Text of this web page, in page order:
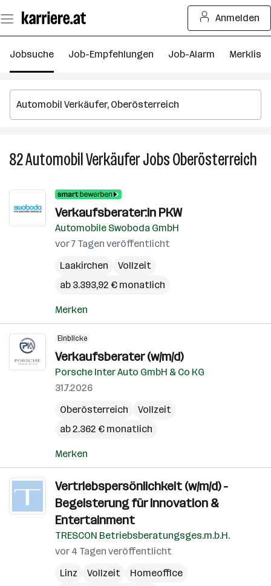
Seiteninhalt
springen
Anmelden
Jobsuche Job-Empfehlungen Job-Alarm Merkliste
82Automobil VerkäuferJobsOberösterreich
Verkaufsberater:in PKW
Automobile Swoboda GmbH
vor 7 Tagen veröffentlicht
Laakirchen
Vollzeit
ab 3.393,92 € monatlich
Merken
Einblicke
Verkaufsberater (w/m/d)
Porsche Inter Auto GmbH & Co KG
31.7.2026
Oberösterreich
Vollzeit
ab 2.362 € monatlich
Merken
Vertriebspersönlichkeit (w/m/d) -
Begeisterung für Innovation &
Entertainment
TRESCON Betriebsberatungsges.m.b.H.
vor 4 Tagen veröffentlicht
Linz
Vollzeit
Homeoffice